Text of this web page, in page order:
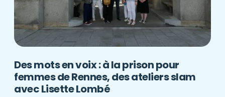
Des mots en voix : à la prison pour
femmes de Rennes, des ateliers slam
avec Lisette Lombé